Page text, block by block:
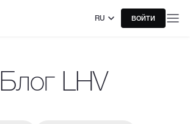
RU ВОЙТИ
Блог LHV